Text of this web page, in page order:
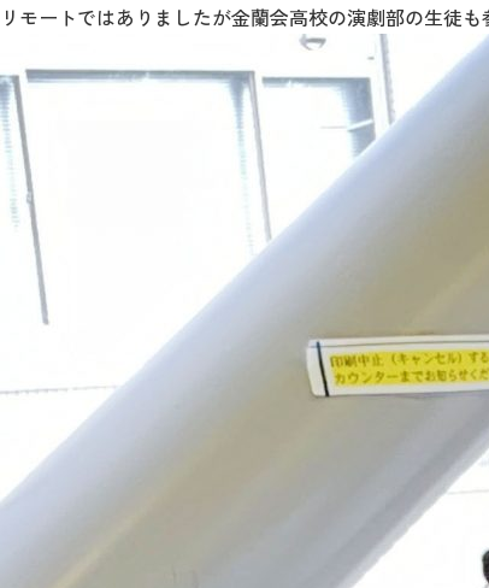
リモートではありましたが金蘭会高校の演劇部の生徒も